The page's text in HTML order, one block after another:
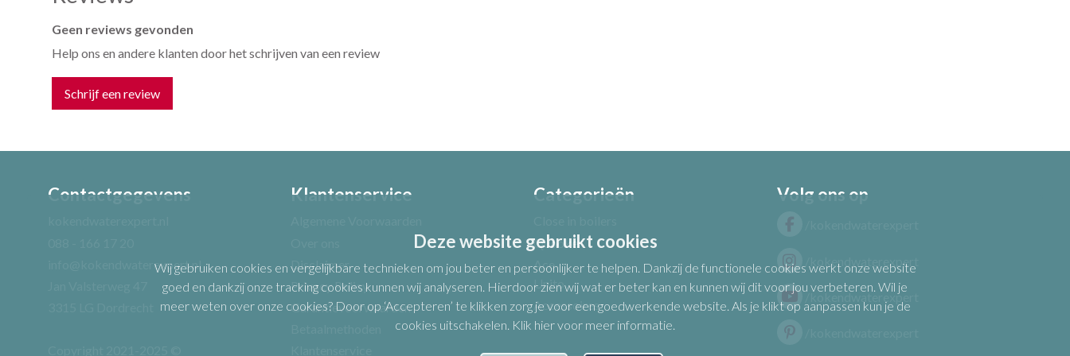
Geen reviews gevonden
Help ons en andere klanten door het schrijven van een review
Schrijf een review
Uw naam * Uw e-mailadres *
Contactgegevens
info@kokendwaterexpert.nl
Klantenservice
Disclaimer
Privacy Policy
Garantievoorwaarden
Categorieën
Quooker
Ace
Unito
Accessoires
Volg ons op
/kokendwaterexpert
/kokendwaterexpert
Deze website gebruikt cookies
Wij gebruiken cookies en vergelijkbare technieken om jou beter en persoonlijker te helpen. Dankzij de functionele cookies werkt onze website
goed en dankzij onze tracking cookies kunnen wij analyseren. Hierdoor zien wij wat er beter kan en kunnen wij dit voor jou verbeteren. Wil je
meer weten over onze cookies? Door op ‘Accepteren’ te klikken zorg je voor een goedwerkende website. Als je klikt op aanpassen kun je de
cookies uitschakelen. Klik hier voor meer informatie